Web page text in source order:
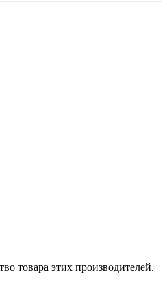
товара этих производителей.